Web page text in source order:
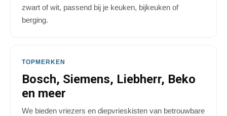
zwart of wit, passend bij je keuken, bijkeuken of
berging.
TOPMERKEN
Bosch, Siemens, Liebherr, Beko
en meer
We bieden vriezers en diepvrieskisten van betrouwbare